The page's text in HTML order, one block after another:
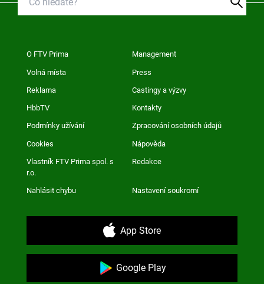
O FTV Prima Management
Volná místa Press
Reklama Castingy a výzvy
HbbTV Kontakty
Podmínky užívání Zpracování osobních údajů
Cookies Nápověda
Vlastník FTV Prima spol. s
r.o.
Redakce
Nahlásit chybu Nastavení soukromí
App Store
Google Play